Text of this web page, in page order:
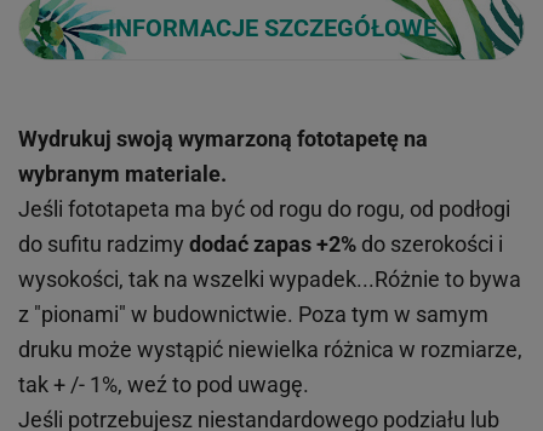
INFORMACJE SZCZEGÓŁOWE
Wydrukuj swoją wymarzoną fototapetę na
wybranym materiale.
Jeśli fototapeta ma być od rogu do rogu, od podłogi
do sufitu radzimy dodać zapas +2% do szerokości i
wysokości, tak na wszelki wypadek...Różnie to bywa
z "pionami" w budownictwie. Poza tym w samym
druku może wystąpić niewielka różnica w rozmiarze,
tak + /- 1%, weź to pod uwagę.
Jeśli potrzebujesz niestandardowego podziału lub